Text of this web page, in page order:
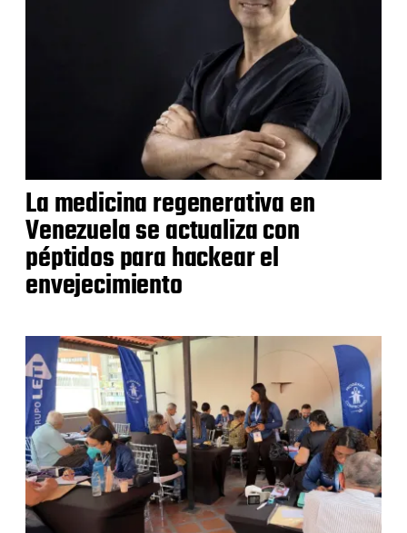
La medicina regenerativa en
Venezuela se actualiza con
péptidos para hackear el
envejecimiento